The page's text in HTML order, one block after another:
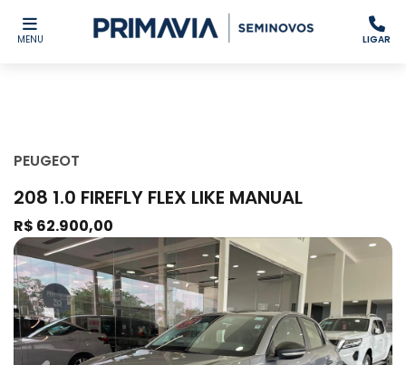
MENU LIGAR
PEUGEOT
208 1.0 FIREFLY FLEX LIKE MANUAL
R$ 62.900,00